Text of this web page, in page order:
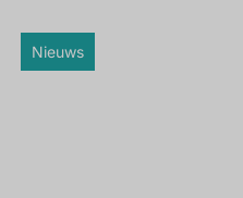
Nieuws